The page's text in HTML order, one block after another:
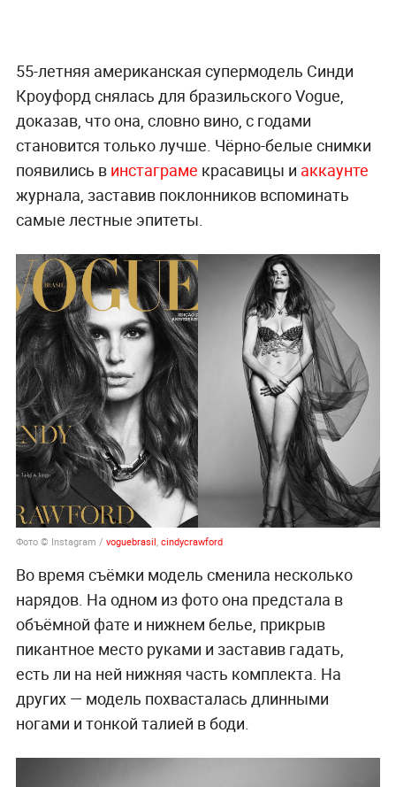
55-летняя американская супермодель Синди
Кроуфорд снялась для бразильского Vogue,
доказав, что она, словно вино, с годами
становится только лучше. Чёрно-белые снимки
появились в инстаграме красавицы и аккаунте
журнала, заставив поклонников вспоминать
самые лестные эпитеты.
Фото © Instagram / voguebrasil, cindycrawford
Во время съёмки модель сменила несколько
нарядов. На одном из фото она предстала в
объёмной фате и нижнем белье, прикрыв
пикантное место руками и заставив гадать,
есть ли на ней нижняя часть комплекта. На
других — модель похвасталась длинными
ногами и тонкой талией в боди.